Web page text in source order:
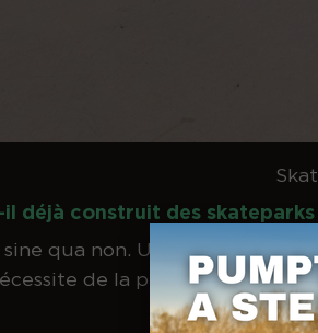
déjà construit des skateparks
qua non. Un skatepark en
de la pratique sur des